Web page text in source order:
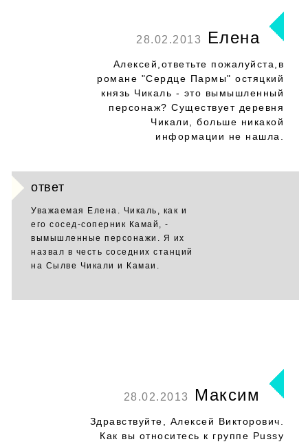
28.02.2013 Елена
Алексей,ответьте пожалуйста,в
романе "Сердце Пармы" остяцкий
князь Чикаль - это вымышленный
персонаж? Существует деревня
Чикали, больше никакой
информации не нашла.
ответ
Уважаемая Елена. Чикаль, как и
его сосед-соперник Камай, -
вымышленные персонажи. Я их
назвал в честь соседних станций
на Сылве Чикали и Камаи.
28.02.2013 Максим
Здравствуйте, Алексей Викторович.
Как вы относитесь к группе Pussy